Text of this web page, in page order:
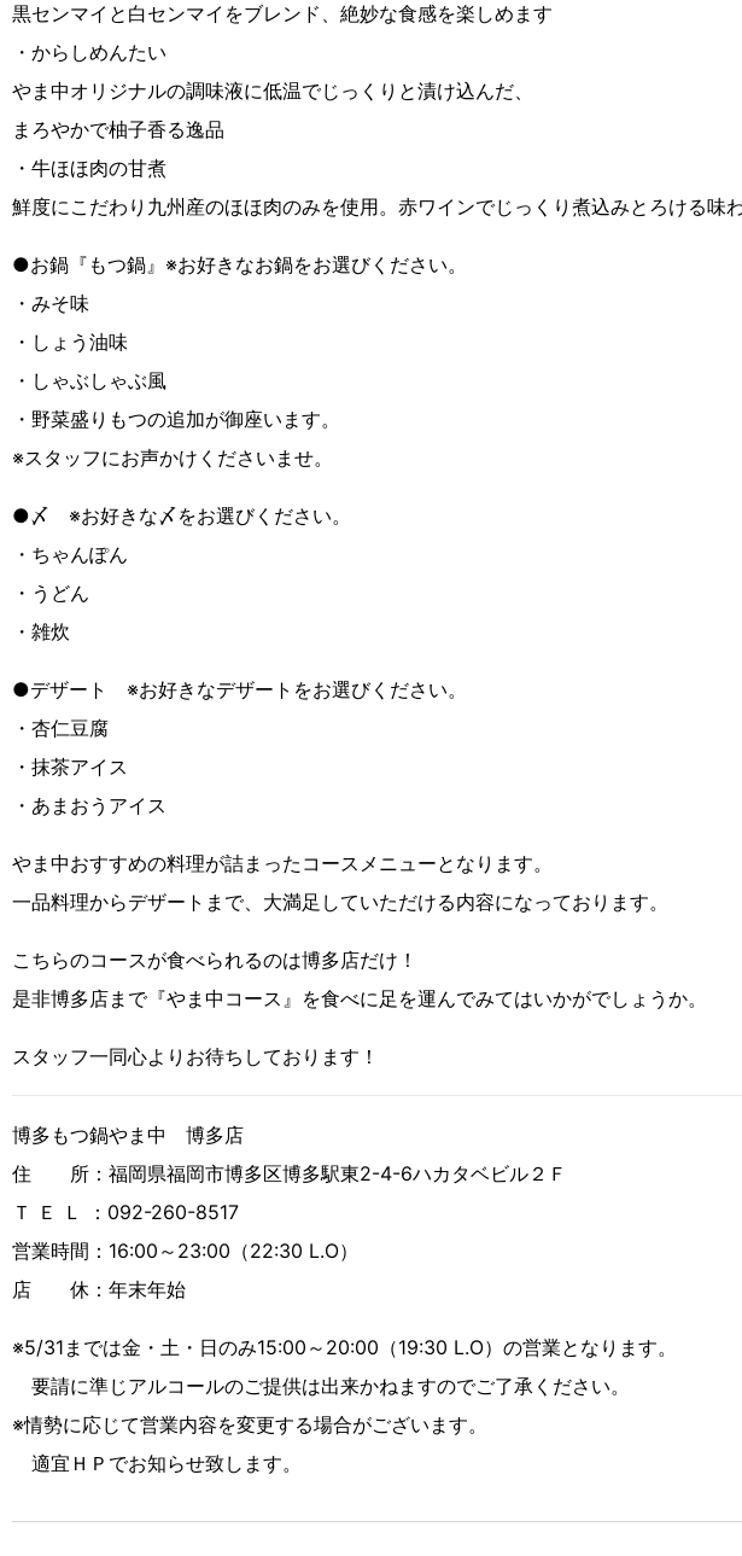
黒センマイと白センマイをブレンド、絶妙な食感を楽しめます
・からしめんたい
やま中オリジナルの調味液に低温でじっくりと漬け込んだ、
まろやかで柚子香る逸品
・牛ほほ肉の甘煮
鮮度にこだわり九州産のほほ肉のみを使用。赤ワインでじっくり煮込みとろける味
●お鍋『もつ鍋』※お好きなお鍋をお選びください。
・みそ味
・しょう油味
・しゃぶしゃぶ風
・野菜盛りもつの追加が御座います。
※スタッフにお声かけくださいませ。
●〆 ※お好きな〆をお選びください。
・ちゃんぽん
・うどん
・雑炊
●デザート ※お好きなデザートをお選びください。
・杏仁豆腐
・抹茶アイス
・あまおうアイス
やま中おすすめの料理が詰まったコースメニューとなります。
一品料理からデザートまで、大満足していただける内容になっております。
こちらのコースが食べられるのは博多店だけ！
是非博多店まで『やま中コース』を食べに足を運んでみてはいかがでしょうか。
スタッフ一同心よりお待ちしております！
博多もつ鍋やま中 博多店
住 所：福岡県福岡市博多区博多駅東2-4-6ハカタベビル２Ｆ
Ｔ Ｅ Ｌ ：092-260-8517
営業時間：16:00～23:00（22:30 L.O）
店 休：年末年始
※5/31までは金・土・日のみ15:00～20:00（19:30 L.O）の営業となります。
要請に準じアルコールのご提供は出来かねますのでご了承ください。
※情勢に応じて営業内容を変更する場合がございます。
適宜ＨＰでお知らせ致します。